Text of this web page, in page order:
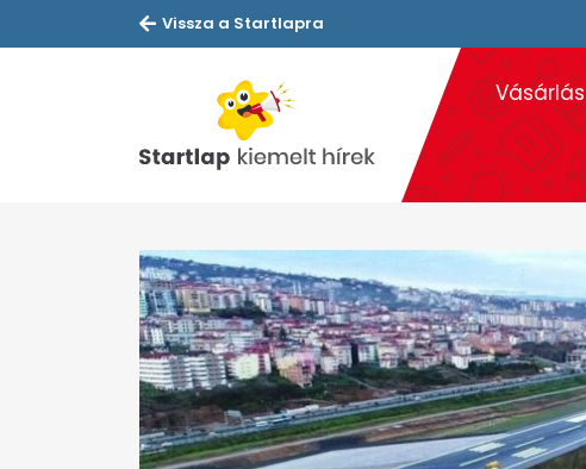
Vissza a Startlapra
Vásárlás